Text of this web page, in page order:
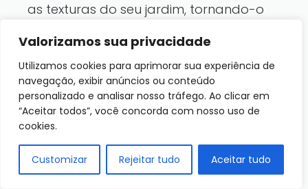
Valorizamos sua privacidade
Utilizamos cookies para aprimorar sua experiência de
navegação, exibir anúncios ou conteúdo
personalizado e analisar nosso tráfego. Ao clicar em
“Aceitar todos”, você concorda com nosso uso de
cookies.
Customizar Rejeitar tudo Aceitar tudo
as texturas do seu jardim, tornando-o
Elementos Naturais e Móveis
Introduzir madeira e pedras na
decoração do seu jardim pode trazer
caminho de pedras ou um banco de
madeira podem servir como pontos de